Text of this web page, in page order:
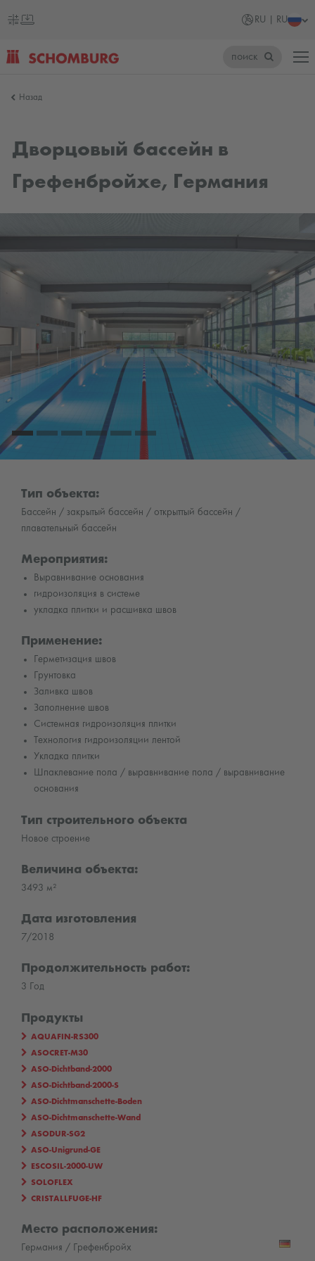
RU | RU
поиск
Назад
Дворцовый бассейн в
Грефенбройхе, Германия
Тип объекта:
Бассейн / закрытый бассейн / открыттый бассейн /
плавательный бассейн
Мероприятия:
Выравнивание основания
гидроизоляция в системе
укладка плитки и расшивка швов
Применение:
Герметизация швов
Грунтовка
Заливка швов
Заполнение швов
Системная гидроизоляция плитки
Технология гидроизоляции лентой
Укладка плитки
Шпаклевание пола / выравнивание пола / выравнивание
основания
Тип строительного объекта
Новое строение
Величина объекта:
3493 м²
Дата изготовления
7/2018
Продолжительность работ:
3 Год
Продукты
AQUAFIN-RS300
ASOCRET-M30
ASO-Dichtband-2000
ASO-Dichtband-2000-S
ASO-Dichtmanschette-Boden
ASO-Dichtmanschette-Wand
ASODUR-SG2
ASO-Unigrund-GE
ESCOSIL-2000-UW
SOLOFLEX
CRISTALLFUGE-HF
Место расположения:
Германия / Грефенбройх